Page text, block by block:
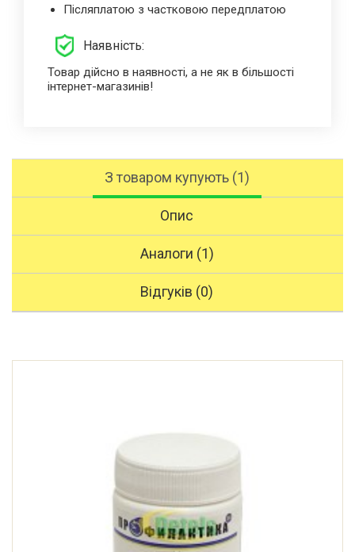
Післяплатою з частковою передплатою
Наявність:
Товар дійсно в наявності, а не як в більшості
інтернет-магазинів!
З товаром купують (1)
Опис
Аналоги (1)
Відгуків (0)